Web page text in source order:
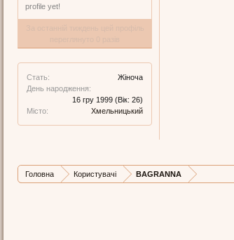
profile yet!
Стать:
Жіноча
День народження:
16 гру 1999 (Вік: 26)
Місто:
Хмельницький
Головна Користувачі BAGRANNA